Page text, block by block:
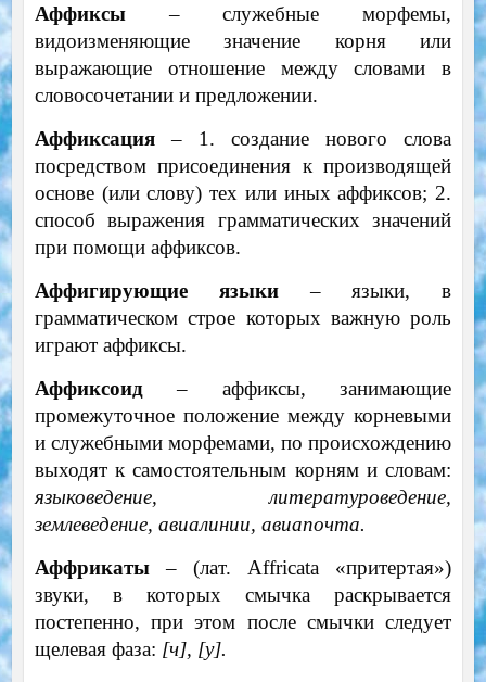
Аффиксы– служебные морфемы,
видоизменяющие значение корня или
выражающие отношение между словами в
словосочетании и предложении.
Аффиксация– 1. создание нового слова
посредством присоединения к производящей
основе (или слову) тех или иных аффиксов; 2.
способ выражения грамматических значений
при помощи аффиксов.
Аффигирующие языки– языки, в
грамматическом строе которых важную роль
играют аффиксы.
Аффиксоид – аффиксы, занимающие
промежуточное положение между корневыми
и служебными морфемами, по происхождению
выходят к самостоятельным корням и словам:
языковедение, литературоведение,
землеведение, авиалинии, авиапочта.
Аффрикаты– (лат. Affricata «притертая»)
звуки, в которых смычка раскрывается
постепенно, при этом после смычки следует
щелевая фаза: [ч], [у].